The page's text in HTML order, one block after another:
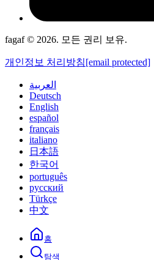
fagaf © 2026. 모든 권리 보유.
개인정보 처리방침[email protected]
العربية
Deutsch
English
español
français
italiano
日本語
한국어
português
русский
Türkçe
中文
홈
탐색